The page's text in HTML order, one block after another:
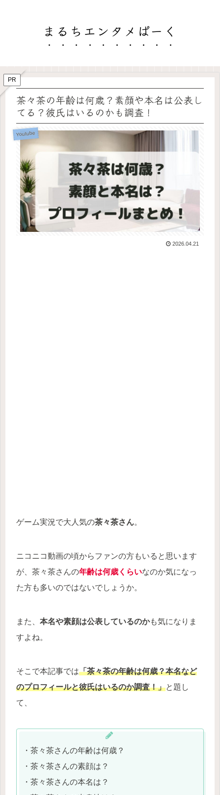
まるちエンタメぱーく
PR
茶々茶の年齢は何歳？素顔や本名は公表し
てる？彼氏はいるのかも調査！
Youtube
2026.04.21
ゲーム実況で大人気の茶々茶さん。
ニコニコ動画の頃からファンの方もいると思います
が、茶々茶さんの年齢は何歳くらいなのか気になっ
た方も多いのではないでしょうか。
また、 本名や素顔は公表しているのかも気になりま
すよね。
そこで本記事では「茶々茶の年齢は何歳？本名など
のプロフィールと彼氏はいるのか調査！」と題し
て、
・茶々茶さんの年齢は何歳？
・茶々茶さんの素顔は？
・茶々茶さんの本名は？